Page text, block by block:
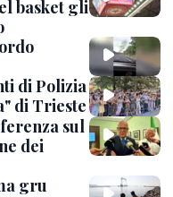
basket gli
di Polizia
di Trieste
sul
dei
gru